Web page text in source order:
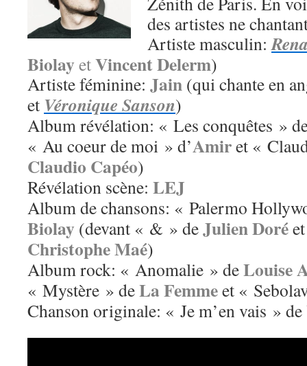
des artistes ne
Artiste masculin:
Biolay etVincent Delerm)
Artiste féminine: Jain (qui chante en
et Véronique Sanson)
Album révélation: « Les conquêtes »
« Au coeur de moi » d’Amiret «
Claudio Capéo)
Révélation scène: LEJ
Album de chansons: « Palermo
Biolay (devant « & » deJulien Doré
Christophe Maé)
Album rock: « Anomalie » deLouise
« Mystère » deLa Femmeet «
Chanson originale: « Je m’en vais » de